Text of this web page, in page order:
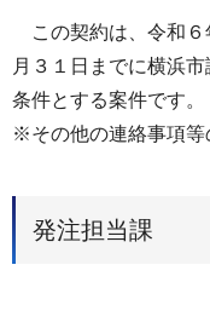
この契約は、令和６
月３１日までに横浜
条件とする案件です。
※その他の連絡事項等
発注担当課